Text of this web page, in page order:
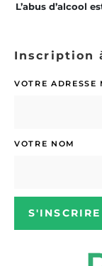
L’abus d’alcool
Inscription
VOTRE ADRESSE
VOTRE NOM
S'INSCRIRE